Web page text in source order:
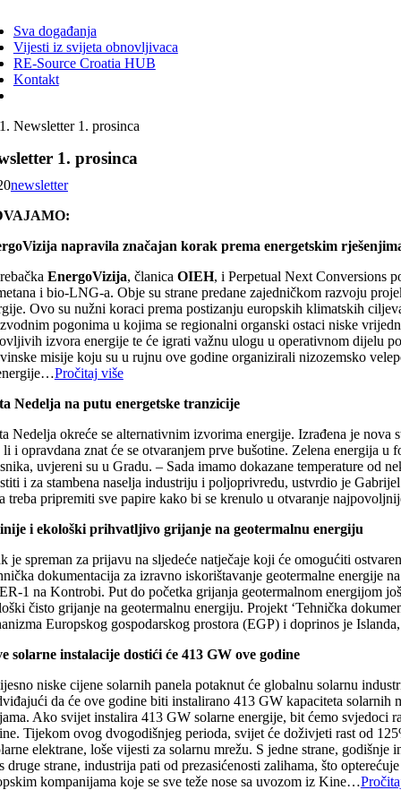
Sva događanja
Vijesti iz svijeta obnovljivaca
RE-Source Croatia HUB
Kontakt
Newsletter 1. prosinca
1. prosinca
newsletter
napravila značajan korak prema energetskim
EnergoVizija, članica OIEH, i Perpetual Next Conversions
i bio-LNG-a. Obje su strane predane zajedničkom razvoju
Ovo su nužni koraci prema postizanju europskih klimatskih
pogonima u kojima se regionalni organski ostaci niske
izvora energije te će igrati važnu ulogu u operativnom dijelu
misije koju su u rujnu ove godine organizirali nizozemsko
Pročitaj više
Nedelja na putu energetske tranzicije
Nedelja okreće se alternativnim izvorima energije. Izrađena je
li i opravdana znat će se otvaranjem prve bušotine. Zelena energija
uvjereni su u Gradu. – Sada imamo dokazane temperature od
i za stambena naselja industriju i poljoprivredu, ustvrdio je
treba pripremiti sve papire kako bi se krenulo u otvaranje
i ekološki prihvatljivo grijanje na geotermalnu energiju
je spreman za prijavu na sljedeće natječaje koji će omogućiti
dokumentacija za izravno iskorištavanje geotermalne energije
1 na Kontrobi. Put do početka grijanja geotermalnom energijom
čisto grijanje na geotermalnu energiju. Projekt ‘Tehnička
Europskog gospodarskog prostora (EGP) i doprinos je
solarne instalacije dostići će 413 GW ove godine
niske cijene solarnih panela potaknut će globalnu solarnu
da će ove godine biti instalirano 413 GW kapaciteta
Ako svijet instalira 413 GW solarne energije, bit ćemo svjedoci
Tijekom ovog dvogodišnjeg perioda, svijet će doživjeti rast od
elektrane, loše vijesti za solarnu mrežu. S jedne strane,
druge strane, industrija pati od prezasićenosti zalihama, što
kompanijama koje se sve teže nose sa uvozom iz Kine…